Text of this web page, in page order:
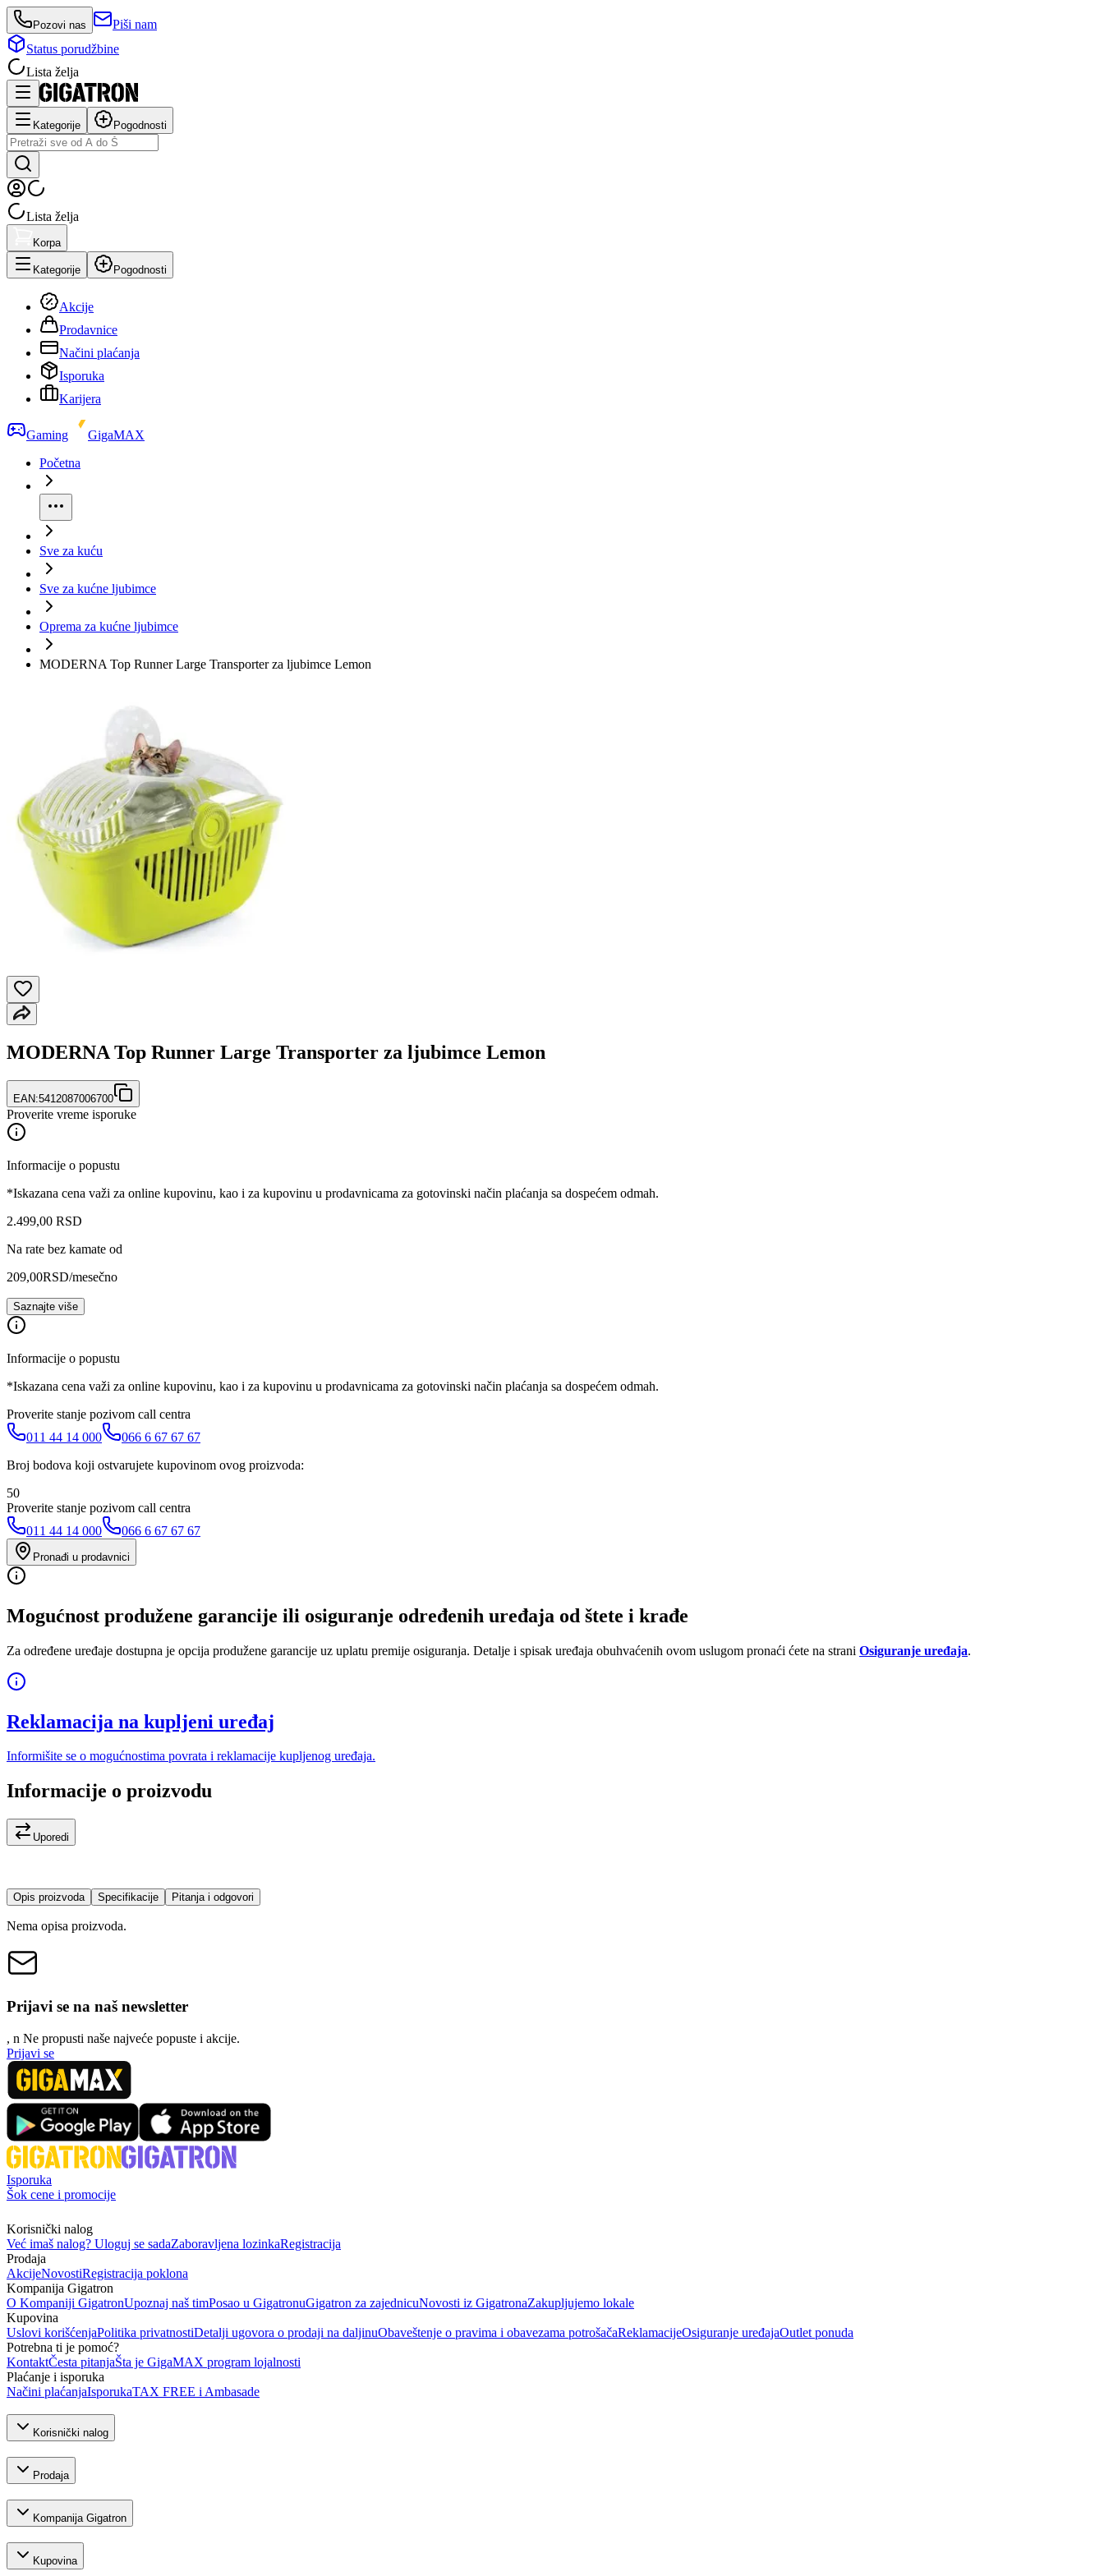
Pozovi nas
Piši nam
Status porudžbine
Lista želja
Kategorije Pogodnosti
Lista želja
Korpa
Kategorije Pogodnosti
Akcije
Prodavnice
Načini plaćanja
Isporuka
Karijera
Gaming
GigaMAX
Početna
Sve za kuću
Sve za kućne ljubimce
Oprema za kućne ljubimce
MODERNA Top Runner Large Transporter za ljubimce Lemon
MODERNA Top Runner Large Transporter za ljubimce Lemon
EAN:5412087006700
Proverite vreme isporuke
Informacije o popustu
*Iskazana cena važi za online kupovinu, kao i za kupovinu u prodavnicama za gotovinski način plaćanja sa dospećem odmah.
2.499,00 RSD
Na rate bez kamate od
209,00RSD/mesečno
Saznajte više
Informacije o popustu
*Iskazana cena važi za online kupovinu, kao i za kupovinu u prodavnicama za gotovinski način plaćanja sa dospećem odmah.
Proverite stanje pozivom call centra
011 44 14 000
066 6 67 67 67
Broj bodova koji ostvarujete kupovinom ovog proizvoda:
50
Proverite stanje pozivom call centra
011 44 14 000
066 6 67 67 67
Pronađi u prodavnici
Mogućnost produžene garancije ili osiguranje određenih uređaja od štete i krađe
Za određene uređaje dostupna je opcija produžene garancije uz uplatu premije osiguranja. Detalje i spisak uređaja obuhvaćenih ovom uslugom pronaći ćete na strani Osiguranje uređaja.
Reklamacija na kupljeni uređaj
Informišite se o mogućnostima povrata i reklamacije kupljenog uređaja.
Informacije o proizvodu
Uporedi
Opis proizvoda Specifikacije Pitanja i odgovori
Nema opisa proizvoda.
Prijavi se na naš newsletter
, n Ne propusti naše najveće popuste i akcije.
Prijavi se
Isporuka
Šok cene i promocije
Korisnički nalog
Već imaš nalog? Uloguj se sadaZaboravljena lozinkaRegistracija
Prodaja
AkcijeNovostiRegistracija poklona
Kompanija Gigatron
O Kompaniji GigatronUpoznaj naš timPosao u GigatronuGigatron za zajednicuNovosti iz GigatronaZakupljujemo lokale
Kupovina
Uslovi korišćenjaPolitika privatnostiDetalji ugovora o prodaji na daljinuObaveštenje o pravima i obavezama potrošačaReklamacijeOsiguranje uređajaOutlet ponuda
Potrebna ti je pomoć?
KontaktČesta pitanjaŠta je GigaMAX program lojalnosti
Plaćanje i isporuka
Načini plaćanjaIsporukaTAX FREE i Ambasade
Korisnički nalog
Prodaja
Kompanija Gigatron
Kupovina